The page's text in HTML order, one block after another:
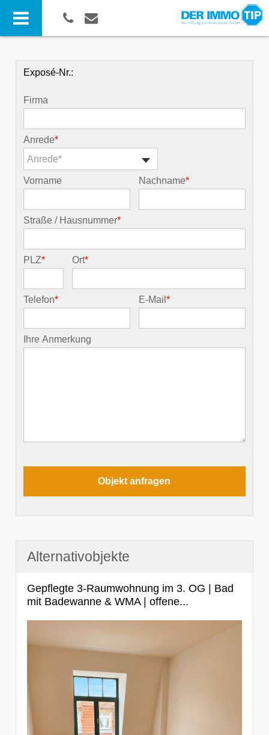
Exposé-Nr.:
Firma
Anrede*
Anrede*
Vorname Nachname*
Straße / Hausnummer*
PLZ* Ort*
Telefon* E-Mail*
Ihre Anmerkung
Alternativobjekte
Gepflegte 3-Raumwohnung im 3. OG | Bad
mit Badewanne & WMA | offene...